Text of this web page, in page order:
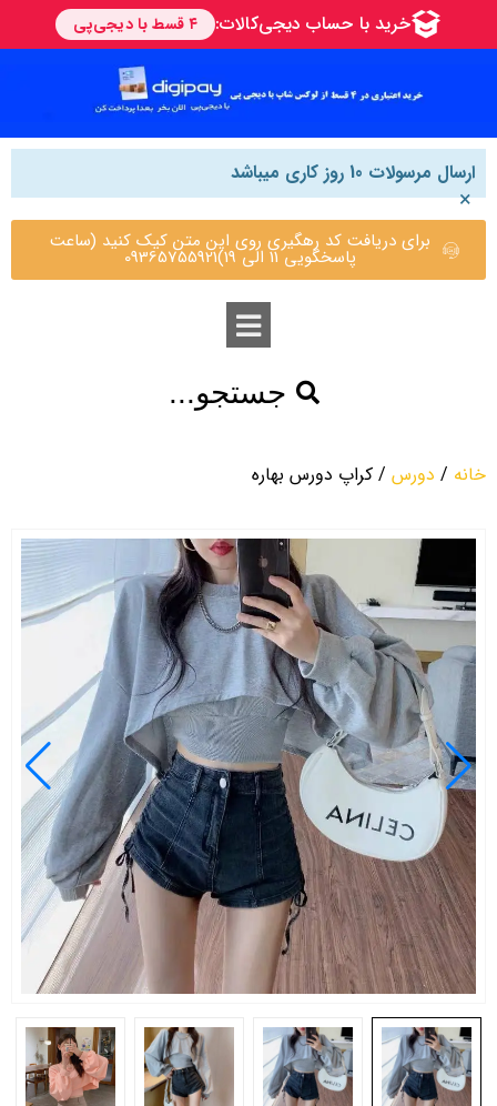
ارسال مرسولات 10 روز کاری میباشد
×
برای دریافت کد رهگیری روی این متن کیک کنید (ساعت
پاسخگویی 11 الی 19)09365755921
جستجو...
خانه / دورس / کراپ دورس بهاره